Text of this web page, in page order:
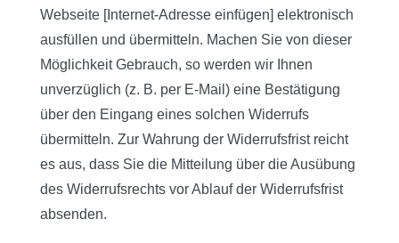
Webseite [Internet-Adresse einfügen] elektronisch
ausfüllen und übermitteln. Machen Sie von dieser
Möglichkeit Gebrauch, so werden wir Ihnen
unverzüglich (z. B. per E-Mail) eine Bestätigung
über den Eingang eines solchen Widerrufs
übermitteln. Zur Wahrung der Widerrufsfrist reicht
es aus, dass Sie die Mitteilung über die Ausübung
des Widerrufsrechts vor Ablauf der Widerrufsfrist
absenden.